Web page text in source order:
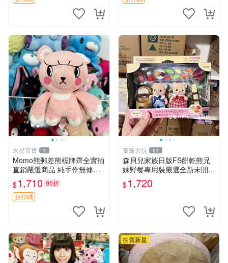
水星百貨 1
Momo熊郵差熊標牌齊全實拍
直銷嚴選商品 純手作無修圖
可收藏 郵差熊 Momo熊 標牌
商品
$1,710 95折
折扣碼
董爺古玩 61
森貝兒家族日版FS餅乾熊兄
妹野餐專用裝嚴選全新未開
封，包含兩組大童款紙盒裝，
適合收藏與分享。 餅乾熊兄
$1,720
拍賣新星